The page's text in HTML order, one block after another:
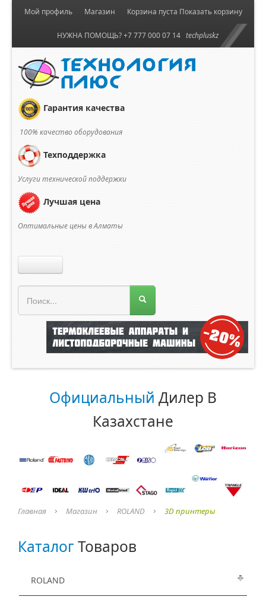
Корзина пуста Показать корзину
Мой профиль Магазин
НУЖНА ПОМОЩЬ? +7 777 000 07 14 techpluskz
Гарантия качества
100% качество оборудования
Техподдержка
Услуги технической поддержки
Лучшая цена
Оптимальные цены в Алматы
Меню магазина
О компании
Официальный Дилер В
Казахстане
Главная Магазин ROLAND 3D принтеры
КаталогТоваров
ROLAND